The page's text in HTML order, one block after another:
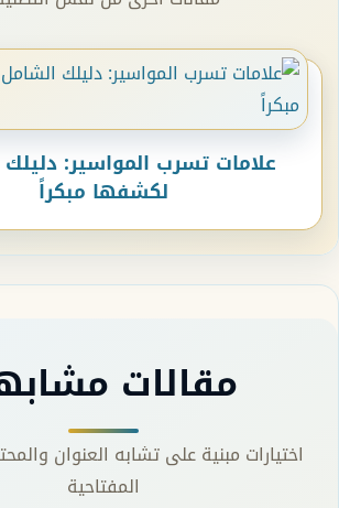
علامات تسرب المواسير:
لكشفها مبكراً
مقالات
اختيارات مبنية على تشابه العنوان
المفتاحية